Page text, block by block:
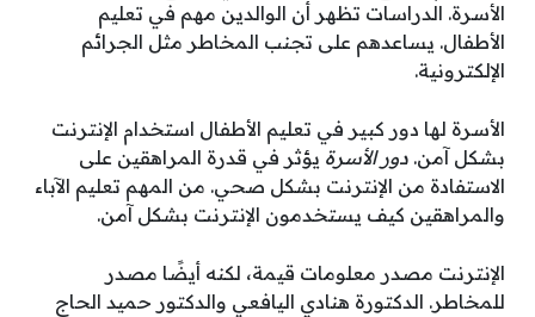
الأسرة. الدراسات تظهر أن الوالدين مهم في تعليم
الأطفال. يساعدهم على تجنب المخاطر مثل الجرائم
الإلكترونية.
الأسرة لها دور كبير في تعليم الأطفال استخدام الإنترنت
بشكل آمن. دور الأسرة يؤثر في قدرة المراهقين على
الاستفادة من الإنترنت بشكل صحي. من المهم تعليم الآباء
والمراهقين كيف يستخدمون الإنترنت بشكل آمن.
الإنترنت مصدر معلومات قيمة، لكنه أيضًا مصدر
للمخاطر. الدكتورة هنادي اليافعي والدكتور حميد الحاج